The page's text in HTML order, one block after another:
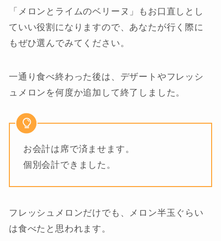
「メロンとライムのベリーヌ」もお口直しとし
ていい役割になりますので、あなたが行く際に
もぜひ選んでみてください。
一通り食べ終わった後は、デザートやフレッシ
ュメロンを何度か追加して終了しました。
お会計は席で済ませます。
個別会計できました。
フレッシュメロンだけでも、メロン半玉ぐらい
は食べたと思われます。